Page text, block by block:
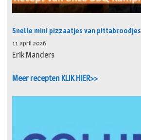
Snelle mini pizzaatjes van pittabroodjes
11 april 2026
Erik Manders
Meer recepten KLIK HIER>>